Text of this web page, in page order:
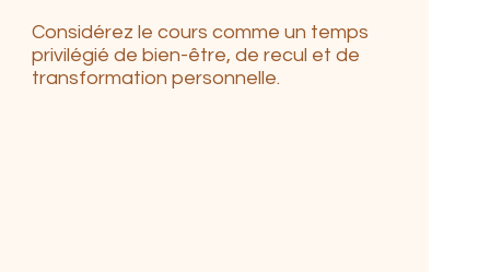
Considérez le cours comme un temps
privilégié de bien-être, de recul et de
transformation personnelle.